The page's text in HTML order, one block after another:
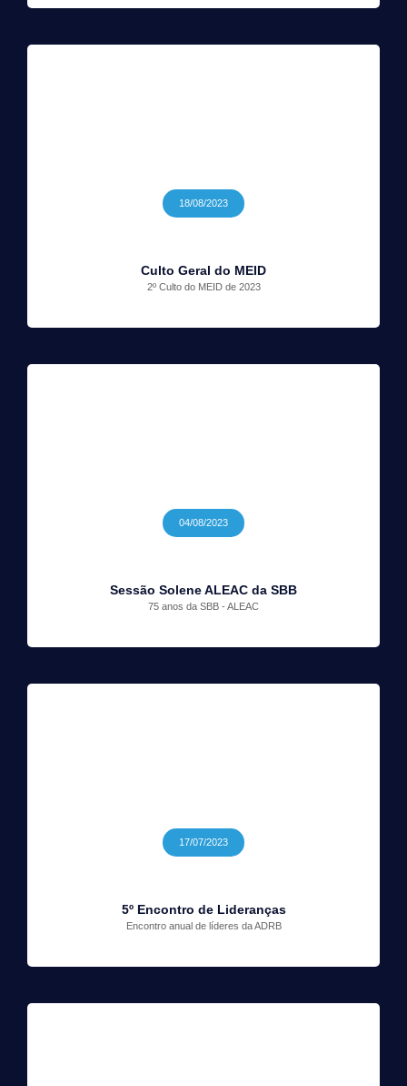
18/08/2023
Culto Geral do MEID
2º Culto do MEID de 2023
04/08/2023
Sessão Solene ALEAC da SBB
75 anos da SBB - ALEAC
17/07/2023
5º Encontro de Lideranças
Encontro anual de líderes da ADRB